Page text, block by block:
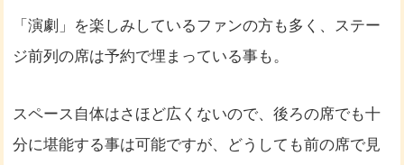
「演劇」を楽しみしているファンの方も多く、ステー
ジ前列の席は予約で埋まっている事も。
スペース自体はさほど広くないので、後ろの席でも十
分に堪能する事は可能ですが、どうしても前の席で見